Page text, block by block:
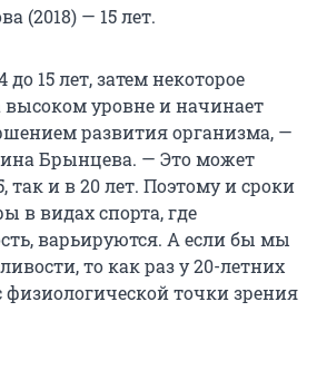
(2018) — 15 лет.
до 15 лет, затем некоторое
высоком уровне и начинает
развития организма, —
Брынцева. — Это может
так и в 20 лет. Поэтому и сроки
в видах спорта, где
варьируются. А если бы мы
то как раз у 20-летних
физиологической точки зрения